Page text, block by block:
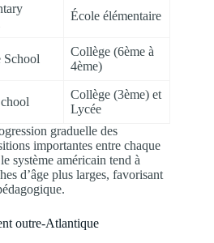
École élémentaire
Collège (6ème à
4ème)
Collège (3ème) et
Lycée
graduelle des
importantes entre chaque
système américain tend à
d’âge plus larges, favorisant
outre-Atlantique